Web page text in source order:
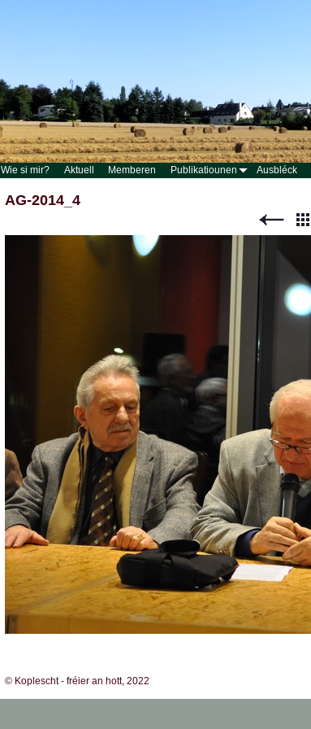
Wie si mir? Aktuell Memberen Publikatiounen Ausbléck
AG-2014_4
© Koplescht - fréier an hott, 2022